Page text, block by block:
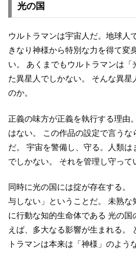
光の国
ウルトラマンは宇宙人だ。地球人
きなり神様から特別な力を得て変
い。
あくまでもウルトラマンは「
た異星人でしかない。
そんな異星
のか。
正義の味方が正義を執行する理由
はない。
この作品の設定で言うな
だ。
宇宙を警備し、守る。人類は
でしかない。
それを管理し守って
同時に光の国には掟が存在する。
与しない」ということだ。
未熟な
に行動な知的生命体である 光の国
えば、多大なる影響が生まれる。
トラマンは本来は「神様」のよう